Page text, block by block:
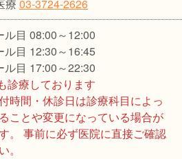
療 03-3724-2626
ル目 08:00～12:00
ル目 12:30～16:45
ル目 17:00～22:30
診療しております
時間・休診日は診療科目によっ
ことや変更になっている場合が
。 事前に必ず医院に直接ご確認
。